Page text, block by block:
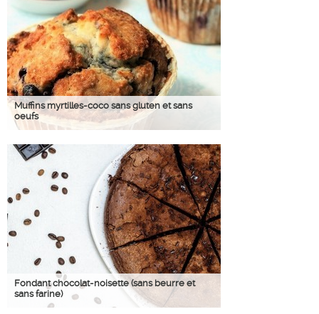
Muffins myrtilles-coco sans gluten et sans
oeufs
Fondant chocolat-noisette (sans beurre et
sans farine)